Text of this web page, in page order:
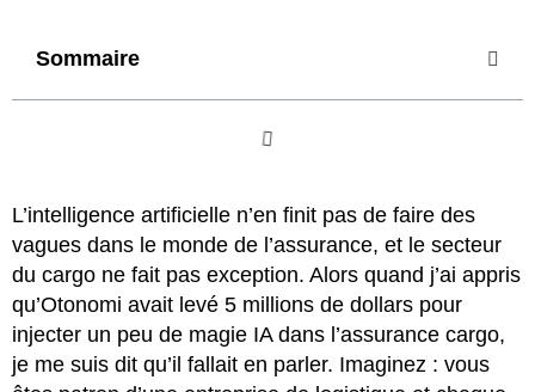
Sommaire
L’intelligence artificielle n’en finit pas de faire des
vagues dans le monde de l’assurance, et le secteur
du cargo ne fait pas exception. Alors quand j’ai appris
qu’Otonomi avait levé 5 millions de dollars pour
injecter un peu de magie IA dans l’assurance cargo,
je me suis dit qu’il fallait en parler. Imaginez : vous